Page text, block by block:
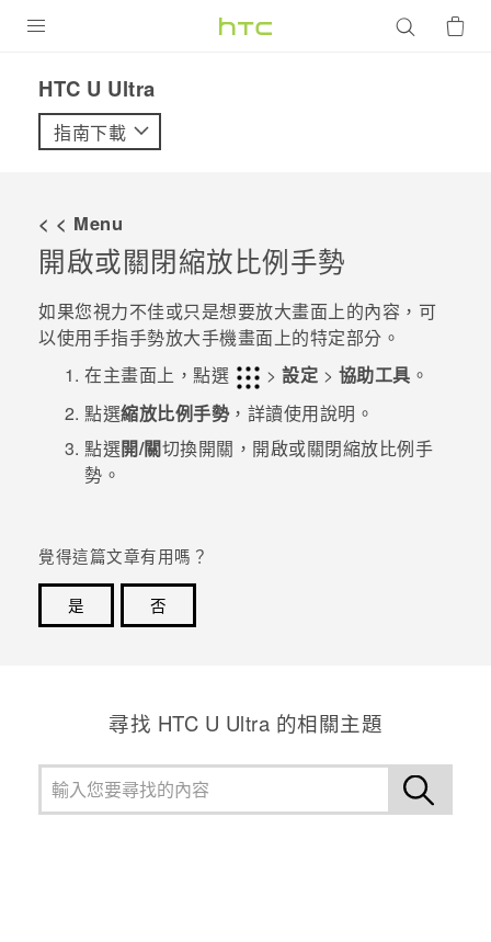
VIVE
優惠專區
焦點訊息
企業採購
銷售通路
支援服務
VIVELAND
HTC U Ultra‎
指南下載
< < Menu
開啟或關閉縮放比例手勢
如果您視力不佳或只是想要放大畫面上的內容，可
以使用手指手勢放大手機畫面上的特定部分。
在主畫面上，點選 > 設定 > 協助工具 。
點選縮放比例手勢，詳讀使用說明。
點選開/關切換開關，開啟或關閉縮放比例手
勢。
覺得這篇文章有用嗎？
是
否
尋找 HTC U Ultra 的相關主題